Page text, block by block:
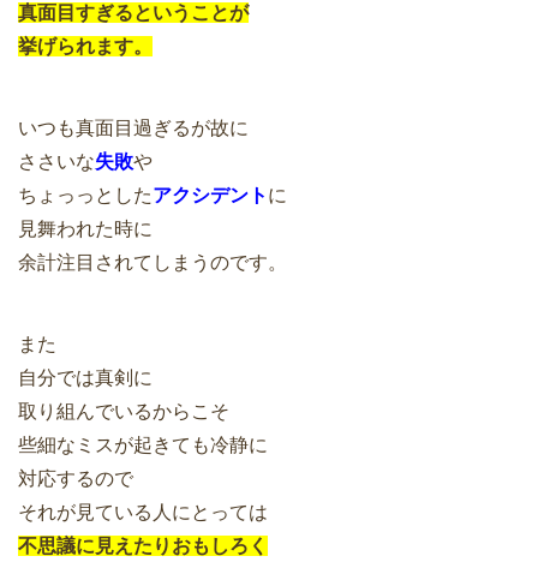
真面目すぎるということが
挙げられます。
いつも真面目過ぎるが故に
ささいな失敗や
ちょっっとしたアクシデント に
見舞われた時に
余計注目されてしまうのです。
また
自分では真剣に
取り組んでいるからこそ
些細なミスが起きても冷静に
対応するので
それが見ている人にとっては
不思議に見えたりおもしろく